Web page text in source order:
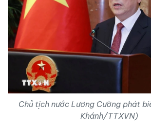
Chủ tịch nước Lương Cường phát
Khánh/TTXVN)